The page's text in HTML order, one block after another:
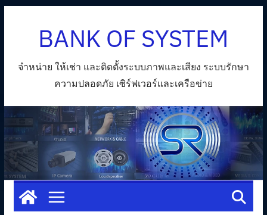
BANK OF SYSTEM
จำหน่าย ให้เช่า และติดตั้งระบบภาพและเสียง ระบบรักษา
ความปลอดภัย เซิร์ฟเวอร์และเครือข่าย